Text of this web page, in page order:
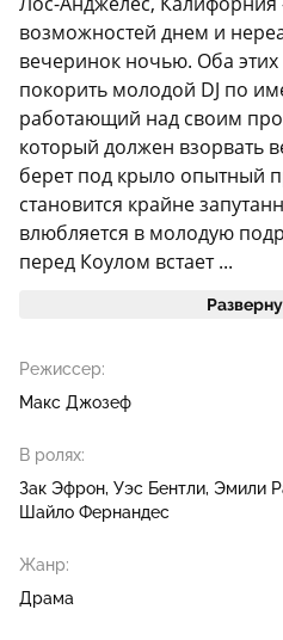
возможностей днем и
вечеринок ночью. Оба
покорить молодой DJ по
работающий над своим
который должен взорвать
берет под крыло опытный
становится крайне
влюбляется в молодую
перед Коулом встает ...
Режиссер:
Макс Джозеф
В ролях:
Зак Эфрон Уэс Бентли Эмили
Шайло Фернандес
Жанр:
Драма